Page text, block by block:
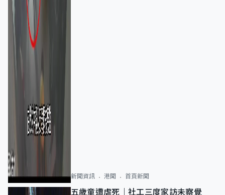
新聞資訊 港聞 首頁新聞
五歲童遭虐死｜社工三度家訪未察覺